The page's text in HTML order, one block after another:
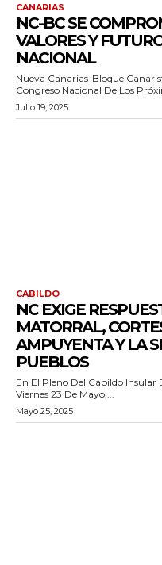
CANARIAS
NC-BC SE
VALORES Y
NACIONAL
Nueva Canarias-Bloque
Congreso Nacional De Los
Julio 19, 2025
CABILDO
NC EXIGE
MATORRAL,
AMPUYENTA Y LA
PUEBLOS
En El Pleno Del Cabildo Insular
Viernes 23 De Mayo,...
Mayo 25, 2025